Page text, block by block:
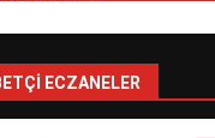
ECZANELER
BALIKESİR
UZATILDI: NE